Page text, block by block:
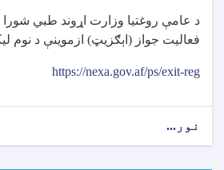
د عامې روغتیا وزارت اړوند طبي
فعاليت جواز (اېګزيټ) ازموينې د نوم
https://nexa.gov.af/ps/exit-reg
نور...